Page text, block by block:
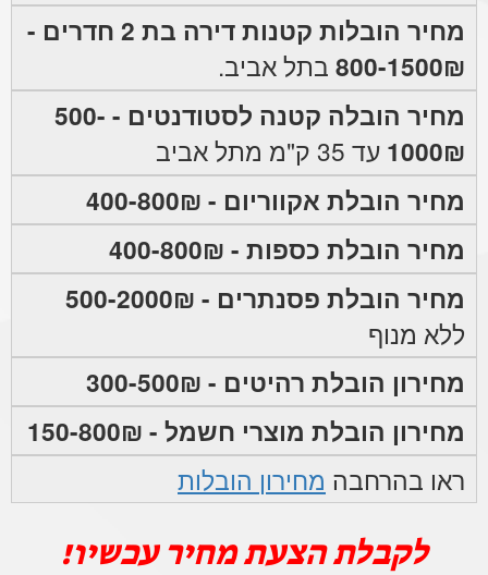
מחיר הובלות קטנות דירה בת 2 חדרים -
800-1500₪ בתל אביב.
מחיר הובלה קטנה לסטודנטים - 500-
1000₪ עד 35 ק"מ מתל אביב
מחיר הובלת אקווריום - 400-800₪
מחיר הובלת כספות - 400-800₪
מחיר הובלת פסנתרים - 500-2000₪
ללא מנוף
מחירון הובלת רהיטים - 300-500₪
מחירון הובלת מוצרי חשמל - 150-800₪
ראו בהרחבה מחירון הובלות
לקבלת הצעת מחיר עכשיו!